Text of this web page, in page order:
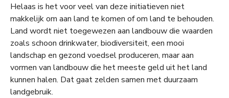
Helaas is het voor veel van deze initiatieven niet
makkelijk om aan land te komen of om land te behouden.
Land wordt niet toegewezen aan landbouw die waarden
zoals schoon drinkwater, biodiversiteit, een mooi
landschap en gezond voedsel produceren, maar aan
vormen van landbouw die het meeste geld uit het land
kunnen halen. Dat gaat zelden samen met duurzaam
landgebruik.